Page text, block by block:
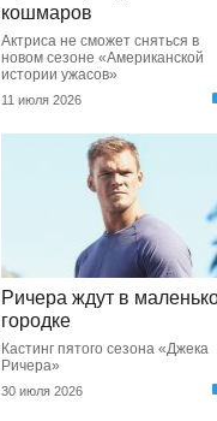
кошмаров
Актриса не сможет сняться в
новом сезоне «Американской
истории ужасов»
11 июля 2026
Ричера ждут в
городке
Кастинг пятого сезона «Джека
Ричера»
30 июля 2026